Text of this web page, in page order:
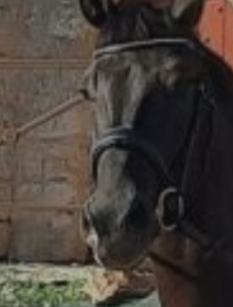
Fêtes locales
Brocantes/